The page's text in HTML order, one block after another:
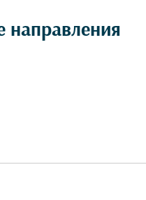
направления